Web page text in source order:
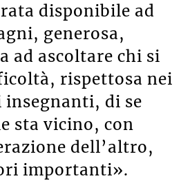
disponibile ad
generosa,
ad ascoltare chi si
rispettosa nei
di se
sta vicino, con
dell’altro,
importanti».